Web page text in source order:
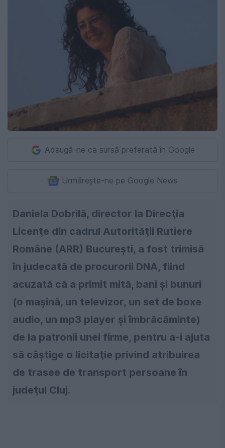
Adaugă-ne ca sursă preferată în Google
Urmărește-ne pe Google News
Daniela Dobrilă, director la Direcţia
Licenţe din cadrul Autorităţii Rutiere
Române (ARR) Bucureşti, a fost trimisă
în judecată de procurorii DNA, fiind
acuzată că a primit mită, bani şi bunuri
(o maşină, un televizor, un set de boxe
audio, un mp3 player şi îmbrăcăminte)
de la patronii unei firme, pentru a-i ajuta
să câştige o licitaţie privind atribuirea
de trasee de transport persoane în
judeţul Cluj.